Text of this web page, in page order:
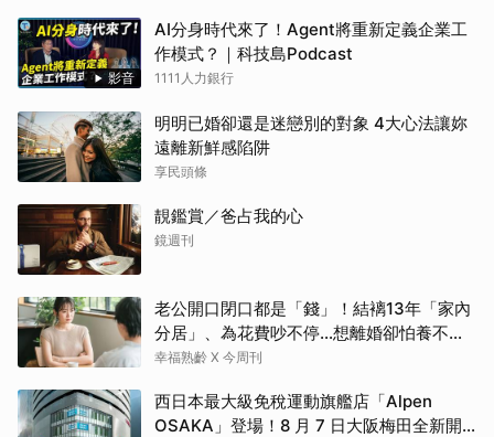
影音
AI分身時代來了！Agent將重新定義企業工
作模式？｜科技島Podcast
1111人力銀行
明明已婚卻還是迷戀別的對象 4大心法讓妳
遠離新鮮感陷阱
享民頭條
靚鑑賞／爸占我的心
鏡週刊
老公開口閉口都是「錢」！結褵13年「家內
分居」、為花費吵不停…想離婚卻怕養不活
自己：還要忍3年？
幸福熟齡 X 今周刊
西日本最大級免稅運動旗艦店「Alpen
OSAKA」登場！8 月 7 日大阪梅田全新開